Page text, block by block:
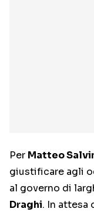
Per Matteo
giustificare agli
al governo di
Draghi. In attesa